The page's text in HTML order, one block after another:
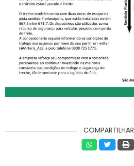
COMPARTILHAR